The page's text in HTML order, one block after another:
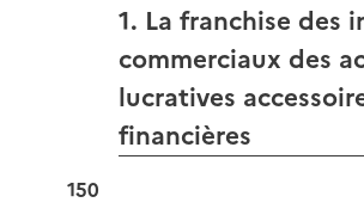
1. La franchise des
commerciaux des
lucratives
financières
150